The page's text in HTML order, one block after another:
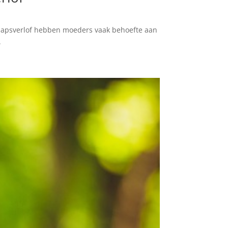
hebben moeders vaak behoefte aan